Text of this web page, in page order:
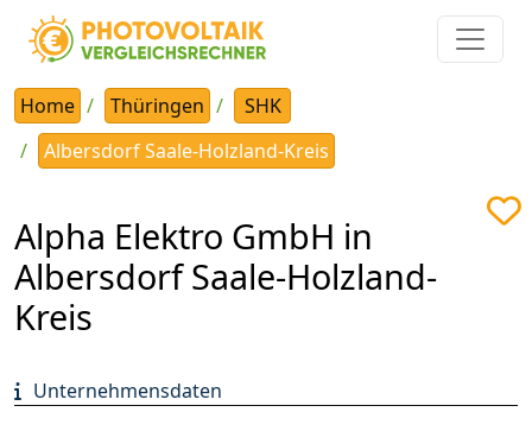
Home Thüringen
SHK
Albersdorf Saale-Holzland-Kreis
Alpha Elektro GmbH in
Albersdorf Saale-Holzland-
Kreis
Unternehmensdaten